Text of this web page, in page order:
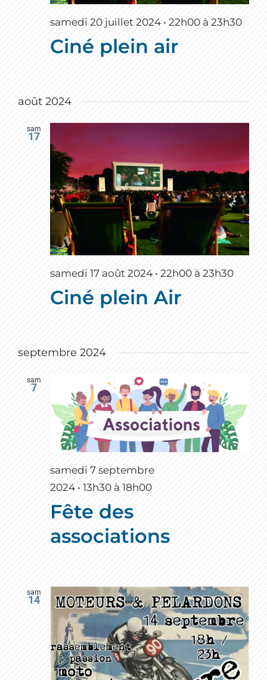
samedi 20 juillet 2024 • 22h00 à 23h30
Ciné plein air
août 2024
sam
17
samedi 17 août 2024 • 22h00à 23h30
Ciné plein Air
septembre 2024
sam
7
samedi 7 septembre
2024 • 13h30 à 18h00
Fête des
associations
sam
14